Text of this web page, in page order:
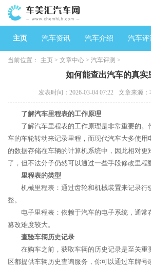
主页 汽车资讯 汽车介绍 汽车评
当前位置： 主页 > 文章中心 > 汽车评测 >
如何能查出汽车的真实
发表时间：2026-03-04 07:22 文章来源：
了解汽车里程表的工作原理
了解汽车里程表的工作原理是非常重要的。
车的车轮转动来记录里程，而现代汽车大多使用
的数据存储在车辆的计算机系统中，因此相对更
了，但不法分子仍然可以通过一些手段修改里程
里程表的类型
机械里程表：通过齿轮和机械装置来记录行
整。
电子里程表：依赖于汽车的电子系统，通常
篡改难度较大。
查验车辆历史记录
在购车之前，获取车辆的历史记录是至关重
区都提供车辆历史查询服务，你可以通过车牌号